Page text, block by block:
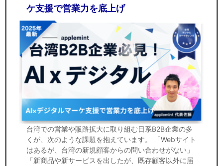
ケ支援で営業力を底上げ
台湾での営業や販路拡大に取り組む日系B2B企業の多
くが、次のような課題を抱えています。 「Webサイト
はあるが、台湾の新規顧客からの問い合わせがない」
「新商品や新サービスを出したが、既存顧客以外に届